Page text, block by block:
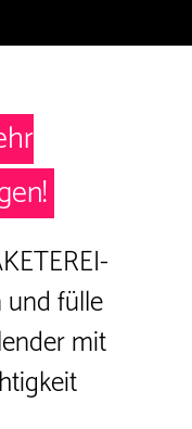
und fülle
mit